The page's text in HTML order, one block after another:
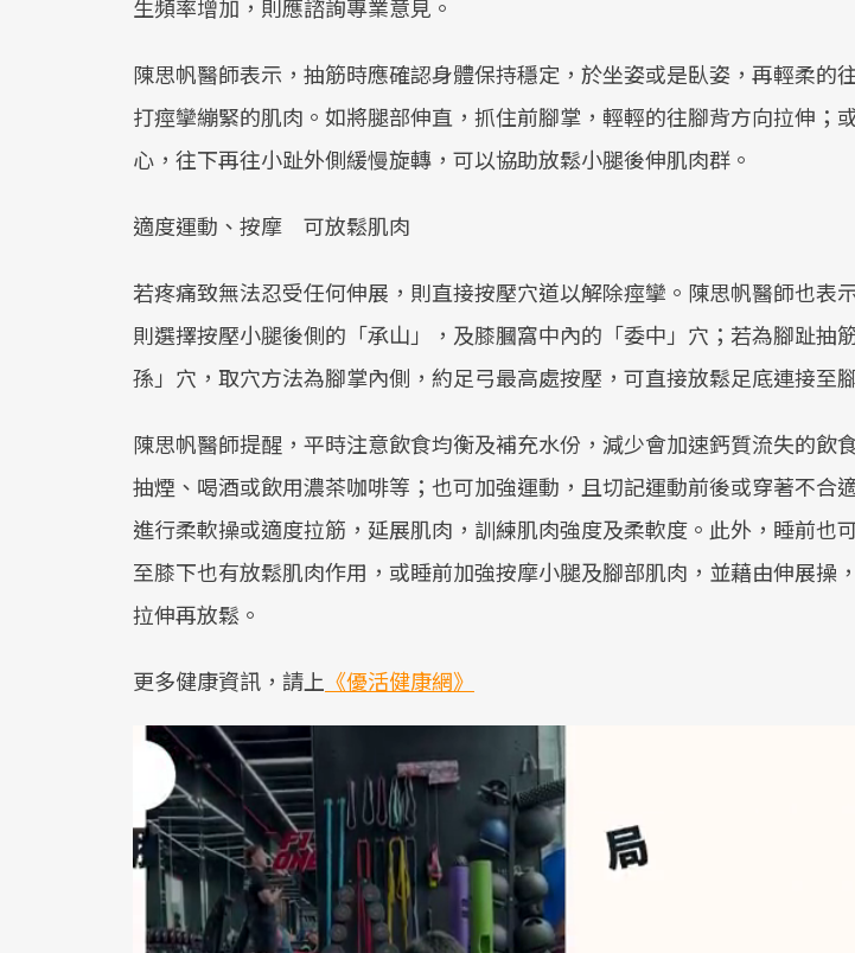
生頻率增加，則應諮詢專業意見。
陳思帆醫師表示，抽筋時應確認身體保持穩定，於坐姿或是臥姿，再輕柔的
打痙攣繃緊的肌肉。如將腿部伸直，抓住前腳掌，輕輕的往腳背方向拉伸；
心，往下再往小趾外側緩慢旋轉，可以協助放鬆小腿後伸肌肉群。
適度運動、按摩 可放鬆肌肉
若疼痛致無法忍受任何伸展，則直接按壓穴道以解除痙攣。陳思帆醫師也表
則選擇按壓小腿後側的「承山」，及膝膕窩中內的「委中」穴；若為腳趾抽
孫」穴，取穴方法為腳掌內側，約足弓最高處按壓，可直接放鬆足底連接至
陳思帆醫師提醒，平時注意飲食均衡及補充水份，減少會加速鈣質流失的飲
抽煙、喝酒或飲用濃茶咖啡等；也可加強運動，且切記運動前後或穿著不合
進行柔軟操或適度拉筋，延展肌肉，訓練肌肉強度及柔軟度。此外，睡前也
至膝下也有放鬆肌肉作用，或睡前加強按摩小腿及腳部肌肉，並藉由伸展操
拉伸再放鬆。
更多健康資訊，請上 《優活健康網》
前往
前往
前往
前往